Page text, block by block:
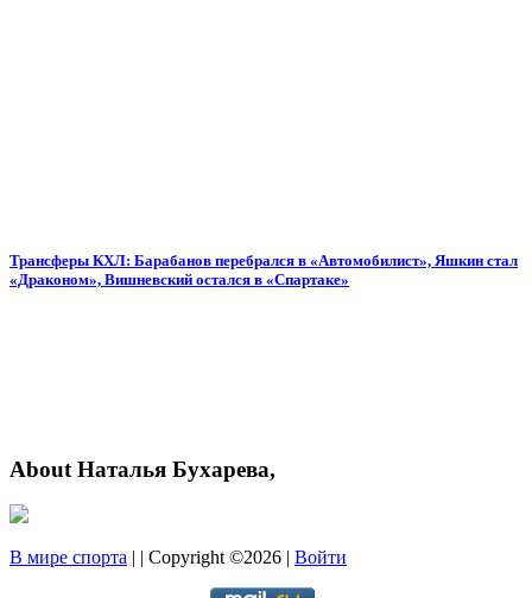
Трансферы КХЛ: Барабанов перебрался в «Автомобилист», Яшкин стал
«Драконом», Вишневский остался в «Спартаке»
About Наталья Бухарева,
В мире спорта | | Copyright ©2026 | Войти